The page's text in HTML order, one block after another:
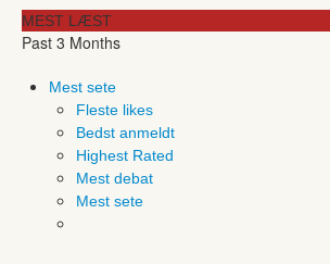
MEST LÆST
Past 3 Months
Mest sete
Fleste likes
Bedst anmeldt
Highest Rated
Mest debat
Mest sete